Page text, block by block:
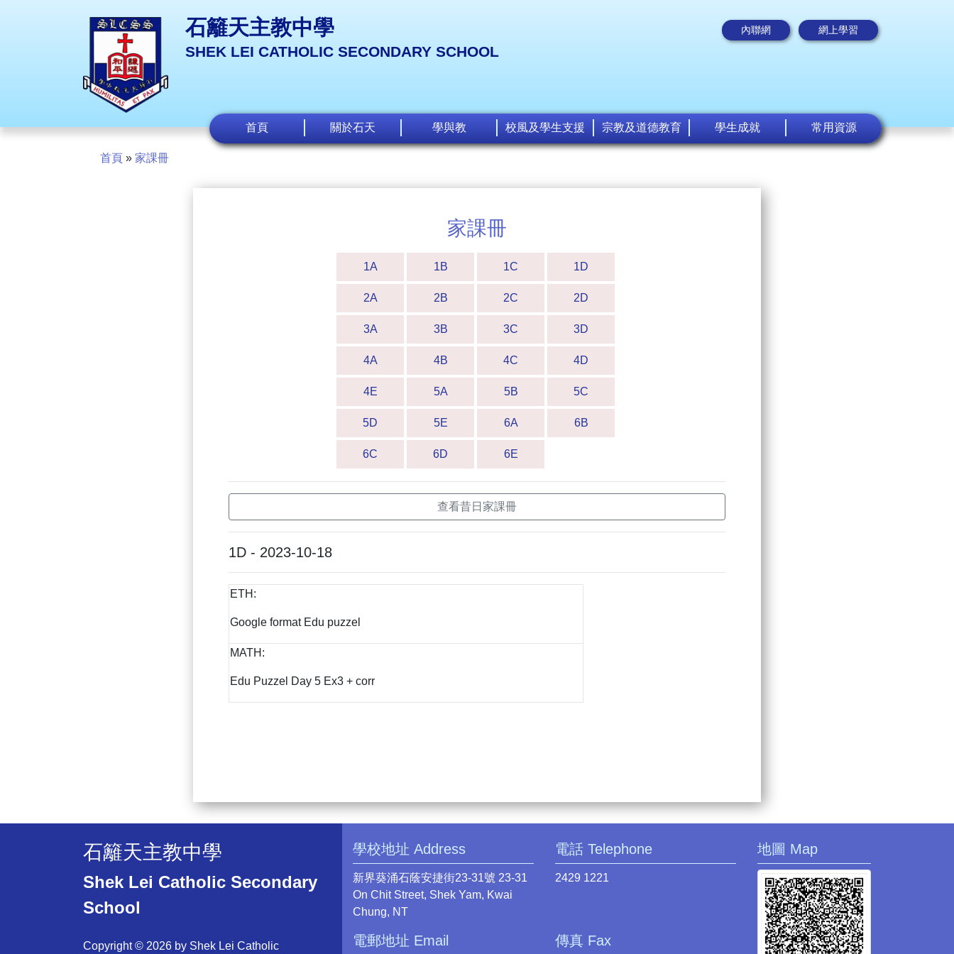
石籬天主教中學
SHEK LEI CATHOLIC SECONDARY SCHOOL
內聯網 網上學習
首頁 關於石天 學與教 校風及學生支援 宗教及道德教育 學生成就 常用資源
首頁 » 家課冊
家課冊
1A 1B 1C 1D
2A 2B 2C 2D
3A 3B 3C 3D
4A 4B 4C 4D
4E 5A 5B 5C
5D 5E 6A 6B
6C 6D 6E
查看昔日家課冊
1D - 2023-10-18
ETH:
Google format Edu puzzel
MATH:
Edu Puzzel Day 5 Ex3 + corr
石籬天主教中學
Shek Lei Catholic Secondary
School
Copyright © 2026 by Shek Lei Catholic
學校地址 Address
新界葵涌石蔭安捷街23-31號 23-31
On Chit Street, Shek Yam, Kwai
Chung, NT
電話 Telephone
2429 1221
電郵地址 Email 傳真 Fax
地圖 Map